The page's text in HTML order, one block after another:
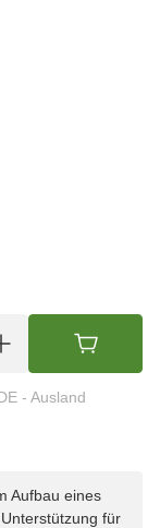
- Ausland
Aufbau eines
für